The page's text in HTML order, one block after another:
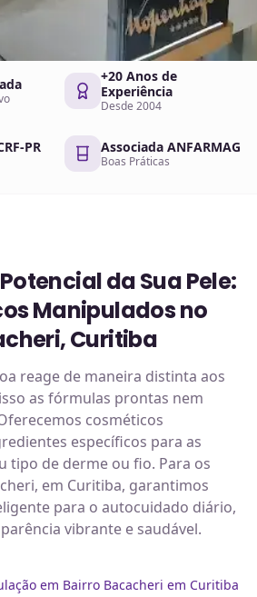
+20 Anos de
Experiência
Desde 2004
PR Associada ANFARMAG
Boas Práticas
da Sua Pele:
Manipulados no
Curitiba
reage de maneira distinta aos
as fórmulas prontas nem
cosméticos
específicos para as
tipo de derme ou fio. Para os
em Curitiba, garantimos
para o autocuidado diário,
vibrante e saudável.
em Bairro Bacacheri em Curitiba